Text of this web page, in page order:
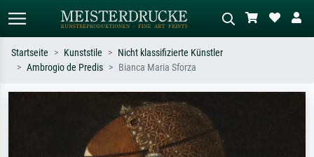
Suchen Sie nach Künstlern, Werktiteln
oder Stilen – z.B. Monet,
Sternennacht, Impressionismus, Welle
Hokusai, Akt.
Beschreiben Sie die Szene – z.B. Grüne
Wiese, Abstrakt mit viel Rot, Dunkles
Ölgemälde, Stehender Akt neben einem
Baum.
Startseite Kunststile
Nicht klassifizierte Künstler
Ambrogio de Predis
Bianca Maria Sforza